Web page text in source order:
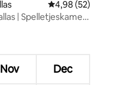
op 5, 69 recensies
Gemiddelde
4,98 (52)
| Spelletjeskamer
Nov Dec